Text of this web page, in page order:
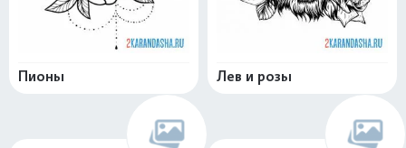
Пионы Лев и розы